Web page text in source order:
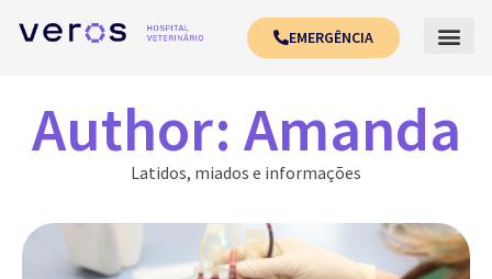
EMERGÊNCIA
Author: Amanda
Latidos, miados e informações